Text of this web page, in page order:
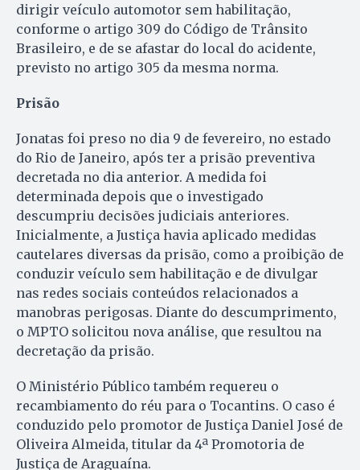
dirigir veículo automotor sem habilitação,
conforme o artigo 309 do Código de Trânsito
Brasileiro, e de se afastar do local do acidente,
previsto no artigo 305 da mesma norma.
Prisão
Jonatas foi preso no dia 9 de fevereiro, no estado
do Rio de Janeiro, após ter a prisão preventiva
decretada no dia anterior. A medida foi
determinada depois que o investigado
descumpriu decisões judiciais anteriores.
Inicialmente, a Justiça havia aplicado medidas
cautelares diversas da prisão, como a proibição de
conduzir veículo sem habilitação e de divulgar
nas redes sociais conteúdos relacionados a
manobras perigosas. Diante do descumprimento,
o MPTO solicitou nova análise, que resultou na
decretação da prisão.
O Ministério Público também requereu o
recambiamento do réu para o Tocantins. O caso é
conduzido pelo promotor de Justiça Daniel José de
Oliveira Almeida, titular da 4ª Promotoria de
Justiça de Araguaína.